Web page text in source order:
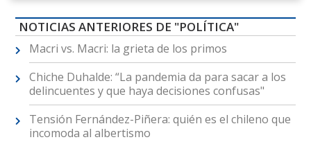
NOTICIAS ANTERIORES DE "POLÍTICA"
Macri vs. Macri: la grieta de los primos
Chiche Duhalde: “La pandemia da para sacar a los
delincuentes y que haya decisiones confusas"
Tensión Fernández-Piñera: quién es el chileno que
incomoda al albertismo